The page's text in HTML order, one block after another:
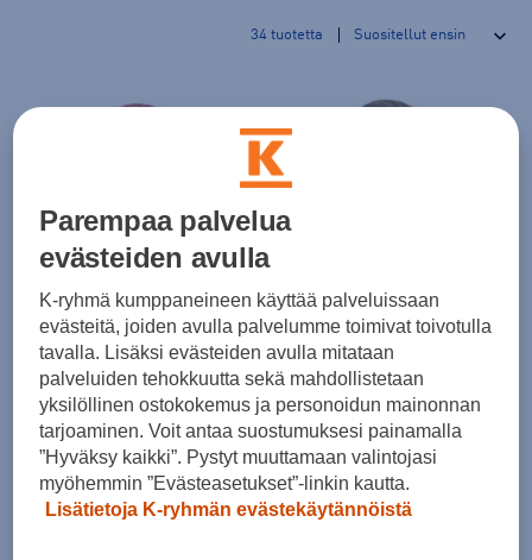
34 tuotetta
Akkola W - kuoritakki
(0)
159,00 €
Akkola W - kuoritakki
159,00 €
Parempaa palvelua
evästeiden avulla
K-ryhmä kumppaneineen käyttää palveluissaan
evästeitä, joiden avulla palvelumme toimivat toivotulla
tavalla. Lisäksi evästeiden avulla mitataan
palveluiden tehokkuutta sekä mahdollistetaan
yksilöllinen ostokokemus ja personoidun mainonnan
tarjoaminen. Voit antaa suostumuksesi painamalla
”Hyväksy kaikki”. Pystyt muuttamaan valintojasi
myöhemmin ”Evästeasetukset”-linkin kautta.
Lisätietoja K-ryhmän evästekäytännöistä